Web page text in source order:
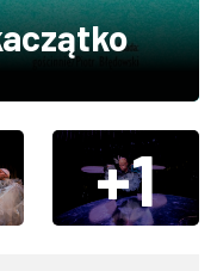
+1